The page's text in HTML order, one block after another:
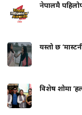
नेपालमै
यस्तो छ
विशेष शोमा